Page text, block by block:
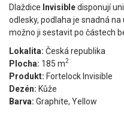
Dlaždice Invisibledisponují
odlesky, podlaha je snadná
možno ji sestavit po částech
Lokalita: Česká republika
Plocha: 185 m2
Produkt: Fortelock Invisible
Dezén: Kůže
Barva: Graphite, Yellow